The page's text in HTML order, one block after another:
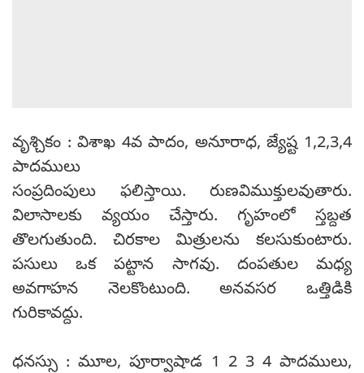
వృశ్చికం : విశాఖ 4వ పాదం, అనూరాధ, జ్యేష్ట 1,2,3,4
పాదములు
సంప్రదింపులు ఫలిస్తాయి. రుణవిముక్తులవుతారు.
విలాసాలకు వ్యయం చేస్తారు. గృహంలో స్తబ్దత
తొలగుతుంది. చిరకాల మిత్రులను కలసుకుంటారు.
పసులు ఒక పట్టాన సాగవు. దంపతుల మధ్య
అవగాహన నెలకొంటుంది. అనవసర ఒత్తిడికి
గురికావద్దు.
ధనస్సు : మూల, పూర్వాషాడ 1 2 3 4 పాదములు,